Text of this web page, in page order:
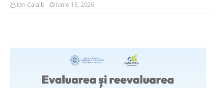
Ion Calalb Iunie 13, 2026